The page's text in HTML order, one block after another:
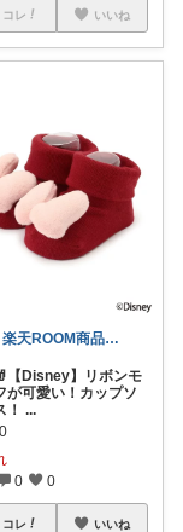
コレ いいね
楽天ROOM商品紹介
【Disney】リボンモ
が可愛い！カップソ
！ ...
0 0
コレ いいね